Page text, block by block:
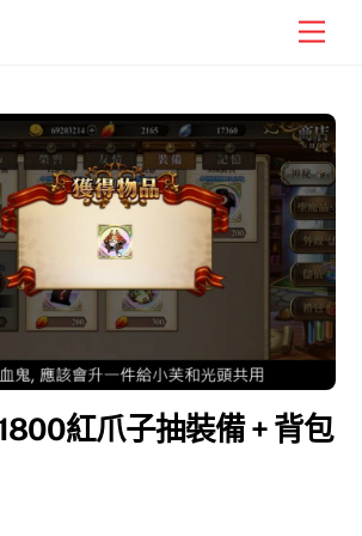
紅爪子抽裝備 + 背包